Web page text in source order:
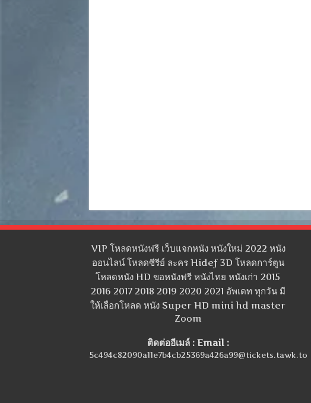
VIP โหลดหนังฟรี เว็บแจกหนัง หนังใหม่ 2022 หนัง
ออนไลน์ โหลดซีรีย์ ละคร Hidef 3D โหลดการ์ตูน
โหลดหนัง HD ขอหนังฟรี หนังไทย หนังเก่า 2015
2016 2017 2018 2019 2020 2021 อัพเดท ทุกวัน มี
ให้เลือกโหลด หนัง Super HD mini hd master
Zoom
ติดต่ออีเมล์ : Email :
5c494c82090a11e7b4cb25369a426a99@tickets.tawk.to